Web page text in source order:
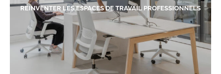
RÉINVENTER LES ESPACES DE TRAVAIL PROFESSIONNELS